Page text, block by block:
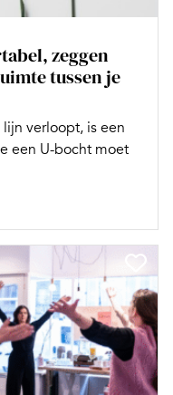
zeggen
tussen je
verloopt, is een
een U-bocht moet